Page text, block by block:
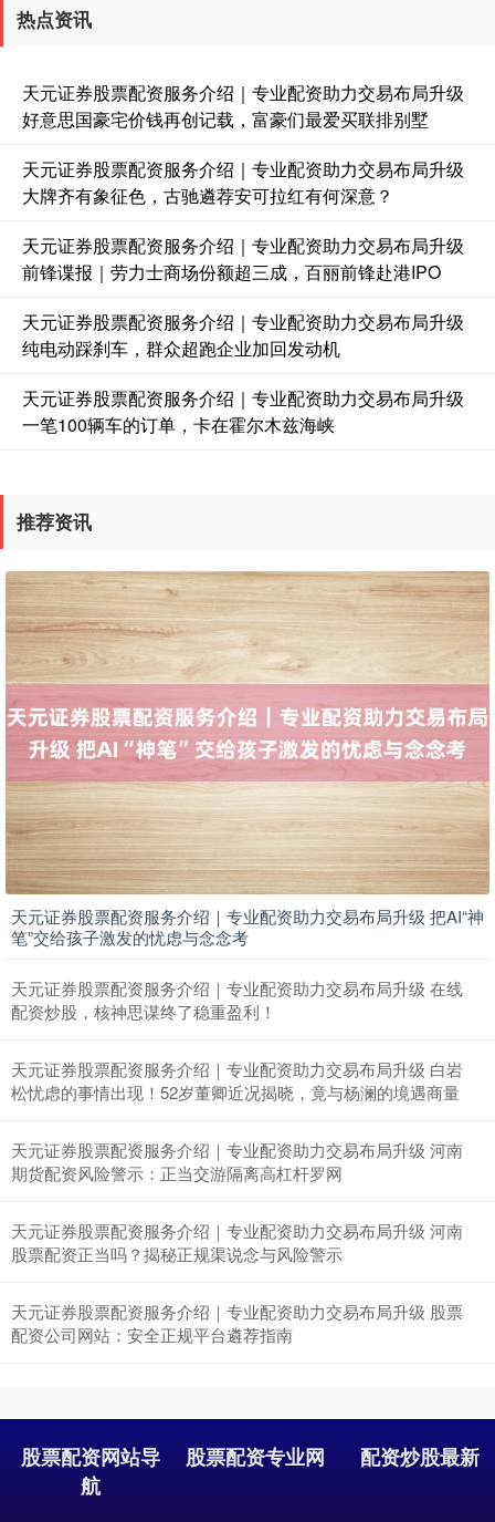
基金指数 7242.10 +12.30 +0.17%
期指IC0 7877.80 +164.40 +2.13%
上证综指 3940.04 +39.68 +1.02%
深证成指 14311.01 +200.89
沪深300 4694.44 +43.13 +0.93%
热点资讯
天元证券股票配资服务介绍｜专业配资助力交易布局升级
好意思国豪宅价钱再创记载，富豪们最爱买联排别墅
天元证券股票配资服务介绍｜专业配资助力交易布局升级
大牌齐有象征色，古驰遴荐安可拉红有何深意？
天元证券股票配资服务介绍｜专业配资助力交易布局升级
前锋谍报｜劳力士商场份额超三成，百丽前锋赴港IPO
天元证券股票配资服务介绍｜专业配资助力交易布局升级
纯电动踩刹车，群众超跑企业加回发动机
天元证券股票配资服务介绍｜专业配资助力交易布局升级
一笔100辆车的订单，卡在霍尔木兹海峡
推荐资讯
天元证券股票配资服务介绍｜专业配资助力交易布局升级 把AI“神
笔”交给孩子激发的忧虑与念念考
天元证券股票配资服务介绍｜专业配资助力交易布局升级 在线
配资炒股，核神思谋终了稳重盈利！
天元证券股票配资服务介绍｜专业配资助力交易布局升级 白岩
松忧虑的事情出现！52岁董卿近况揭晓，竟与杨澜的境遇商量
天元证券股票配资服务介绍｜专业配资助力交易布局升级 河南
期货配资风险警示：正当交游隔离高杠杆罗网
天元证券股票配资服务介绍｜专业配资助力交易布局升级 河南
股票配资正当吗？揭秘正规渠说念与风险警示
天元证券股票配资服务介绍｜专业配资助力交易布局升级 股票
配资公司网站：安全正规平台遴荐指南
股票配资网站导
航
股票配资专业网 配资炒股最新